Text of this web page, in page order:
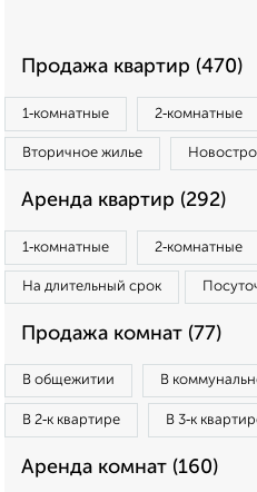
Продажа квартир (470)
1‑комнатные 2‑комнатные
Вторичное жилье
Аренда квартир (292)
1‑комнатные 2‑комнатные
На длительный срок
Продажа комнат (77)
В общежитии В
В 2‑к квартире В 3‑к
Аренда комнат (160)